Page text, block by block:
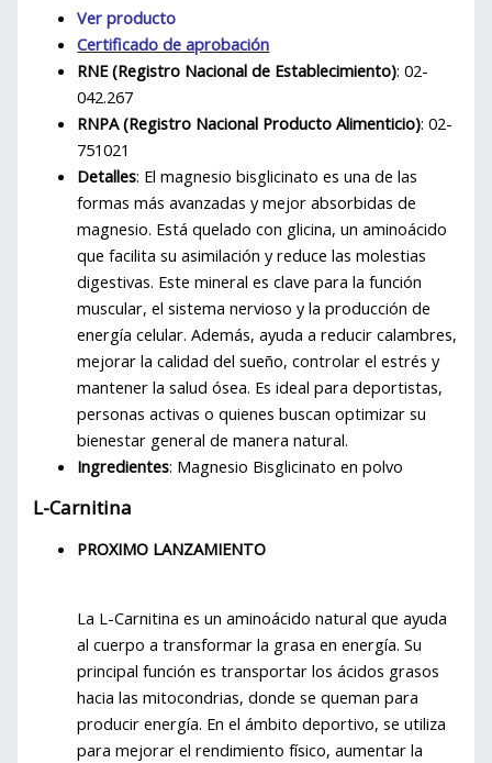
Ver producto
Certificado de aprobación
RNE (Registro Nacional de Establecimiento): 02-
042.267
RNPA (Registro Nacional Producto Alimenticio): 02-
751021
Detalles: El magnesio bisglicinato es una de las
formas más avanzadas y mejor absorbidas de
magnesio. Está quelado con glicina, un aminoácido
que facilita su asimilación y reduce las molestias
digestivas. Este mineral es clave para la función
muscular, el sistema nervioso y la producción de
energía celular. Además, ayuda a reducir calambres,
mejorar la calidad del sueño, controlar el estrés y
mantener la salud ósea. Es ideal para deportistas,
personas activas o quienes buscan optimizar su
bienestar general de manera natural.
Ingredientes: Magnesio Bisglicinato en polvo
L-Carnitina
PROXIMO LANZAMIENTO
La L-Carnitina es un aminoácido natural que ayuda
al cuerpo a transformar la grasa en energía. Su
principal función es transportar los ácidos grasos
hacia las mitocondrias, donde se queman para
producir energía. En el ámbito deportivo, se utiliza
para mejorar el rendimiento físico, aumentar la